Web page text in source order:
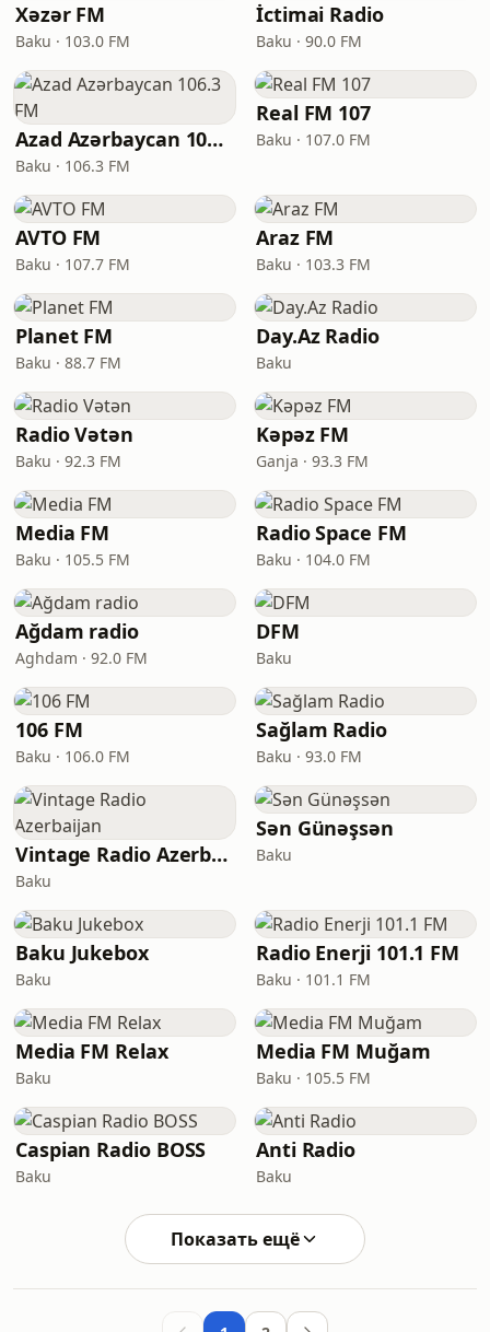
Xəzər FM
Baku · 103.0 FM
İctimai Radio
Baku · 90.0 FM
Azad Azərbaycan 106.3 FM
Baku · 106.3 FM
Real FM 107
Baku · 107.0 FM
AVTO FM
Baku · 107.7 FM
Araz FM
Baku · 103.3 FM
Planet FM
Baku · 88.7 FM
Day.Az Radio
Baku
Radio Vətən
Baku · 92.3 FM
Kəpəz FM
Ganja · 93.3 FM
Media FM
Baku · 105.5 FM
Radio Space FM
Baku · 104.0 FM
Ağdam radio
Aghdam · 92.0 FM
DFM
Baku
106 FM
Baku · 106.0 FM
Sağlam Radio
Baku · 93.0 FM
Vintage Radio Azerbaijan
Baku
Sən Günəşsən
Baku
Baku Jukebox
Baku
Radio Enerji 101.1 FM
Baku · 101.1 FM
Media FM Relax
Baku
Media FM Muğam
Baku · 105.5 FM
Caspian Radio BOSS
Baku
Anti Radio
Baku
Показать ещё